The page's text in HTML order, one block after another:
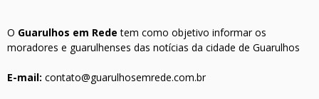
O Guarulhos em Rede tem como objetivo informar os
moradores e guarulhenses das notícias da cidade de Guarulhos
E-mail: contato@guarulhosemrede.com.br